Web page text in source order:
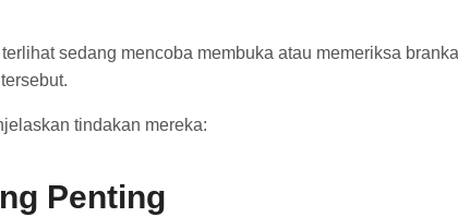
sedang mencoba membuka atau memeriksa
tindakan mereka:
Penting